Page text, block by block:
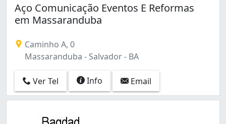
Aço Comunicação Eventos E Reformas
em Massaranduba
Caminho A, 0
Massaranduba - Salvador - BA
Ver Tel Info Email